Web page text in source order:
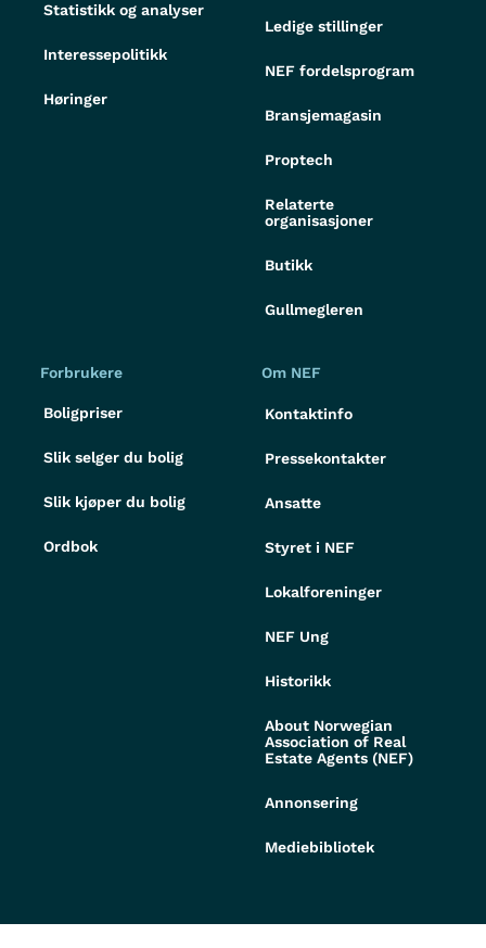
Statistikk og analyser
Interessepolitikk
Høringer
Ledige stillinger
NEF fordelsprogram
Bransjemagasin
Proptech
Relaterte
organisasjoner
Butikk
Gullmegleren
Forbrukere
Boligpriser
Slik selger du bolig
Slik kjøper du bolig
Ordbok
Om NEF
Kontaktinfo
Pressekontakter
Ansatte
Styret i NEF
Lokalforeninger
NEF Ung
Historikk
About Norwegian
Association of Real
Estate Agents (NEF)
Annonsering
Mediebibliotek